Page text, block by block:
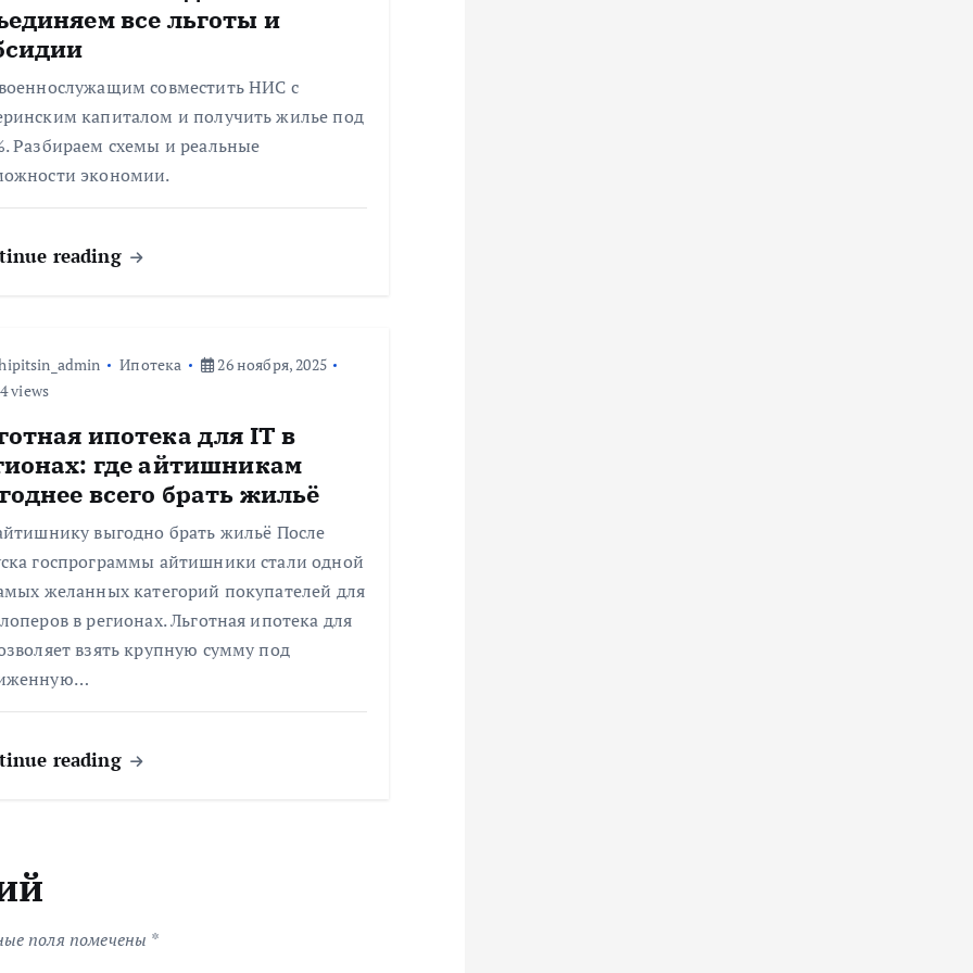
все льготы и
совместить НИС с
капиталом и получить жилье под
Разбираем схемы и реальные
экономии.
reading
Ипотека
26 ноября, 2025
views
ипотека для IT в
где айтишникам
всего брать жильё
выгодно брать жильё После
госпрограммы айтишники стали одной
желанных категорий покупателей для
в регионах. Льготная ипотека для
взять крупную сумму под
reading
поля помечены *